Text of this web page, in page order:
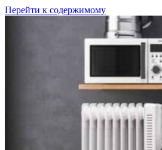
Перейти к содержимому